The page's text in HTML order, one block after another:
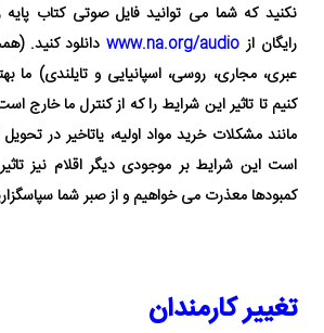
نکنید که شما می توانید فایل صوتی کتاب پایه
رایگان از www.na.org/audioدانلود کنید.
عبری، مجاری، روسی، اسپانیایی و تایلندی)
کنیم تا تاثیر این شرایط را که از کنترل ما خارج
مانند مشکلات خرید مواد اولیه، یاتاخیر در تحویل
است این شرایط بر موجودی دیگر اقلام نیز
کمبودها معذرت می خواهیم و از صبر شما
تغییر کارمندان